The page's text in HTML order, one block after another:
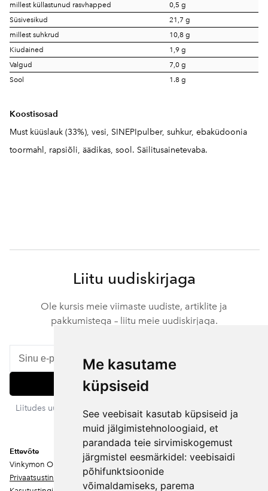
Me kasutame
küpsiseid
See veebisait kasutab küpsiseid ja
muid jälgimistehnoloogiaid, et
parandada teie sirvimiskogemust
järgmistel eesmärkidel: veebisaidi
põhifunktsioonide
võimaldamiseks, parema
millest küllastunud rasvhapped
0,5 g
Süsivesikud
21,7 g
millest suhkrud
10,8 g
Kiudained
1,9 g
Valgud
7,0 g
Sool
1.8 g
Koostisosad
Must küüslauk (33%), vesi, SINEPIpulber, suhkur, ebaküdoonia
toormahl, rapsiõli, äädikas, sool. Säilitusainetevaba.
Liitu uudiskirjaga
Ole kursis meie viimaste uudiste, artiklite ja
pakkumistega – liitu meie uudiskirjaga.
Liitu
Liitudes uudiskirjaga nõustud meie privaatsustingimustega. Sa
võid igal ajal tellimuse tühistada.
Ettevõte
Vinkymon OÜ
Privaatsustingimused